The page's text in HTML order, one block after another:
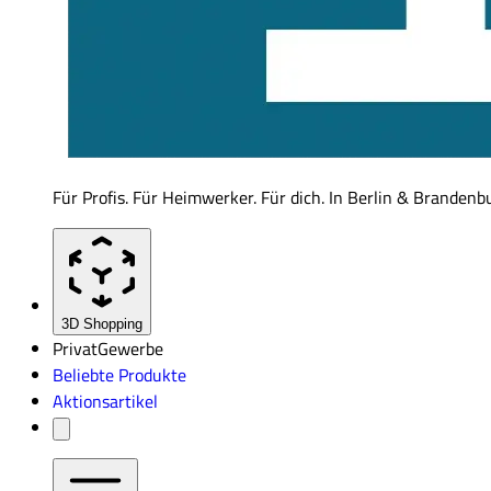
Für Profis. Für Heimwerker. Für dich. In Berlin &
3D Shopping
PrivatGewerbe
Beliebte Produkte
Aktionsartikel